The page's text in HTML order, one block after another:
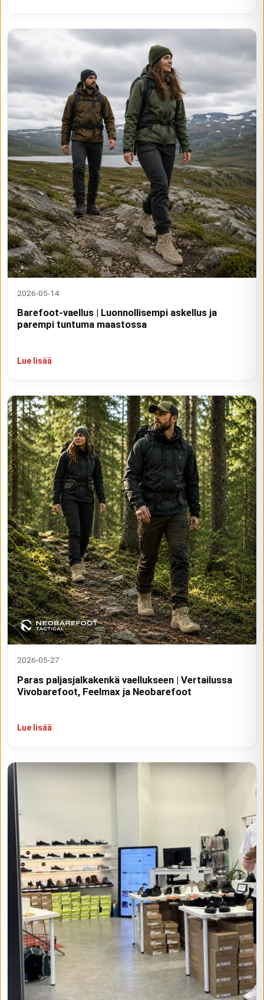
2026-05-14
Barefoot-vaellus | Luonnollisempi askellus ja
parempi tuntuma maastossa
Lue lisää
2026-05-27
Paras paljasjalkakenkä vaellukseen | Vertailussa
Vivobarefoot, Feelmax ja Neobarefoot
Lue lisää